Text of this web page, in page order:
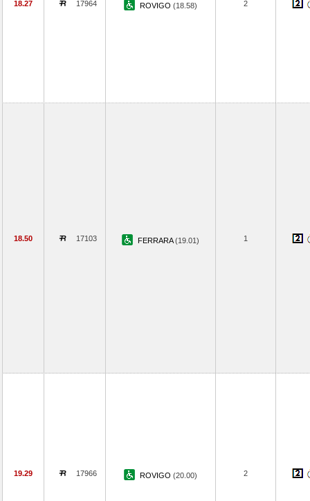
18.27 17964 ROVIGO (18.58) 2
18.50 17103 FERRARA(19.01) 1
19.29 17966 ROVIGO (20.00) 2